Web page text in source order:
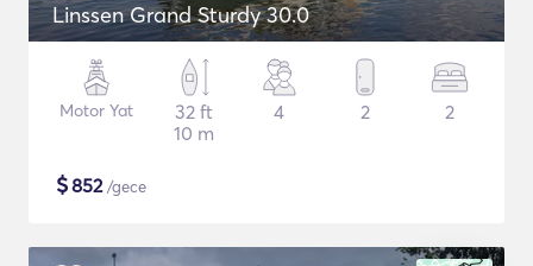
Linssen Grand Sturdy 30.0
Motor Yat
32 ft
10 m
4 2 2
$852/gece